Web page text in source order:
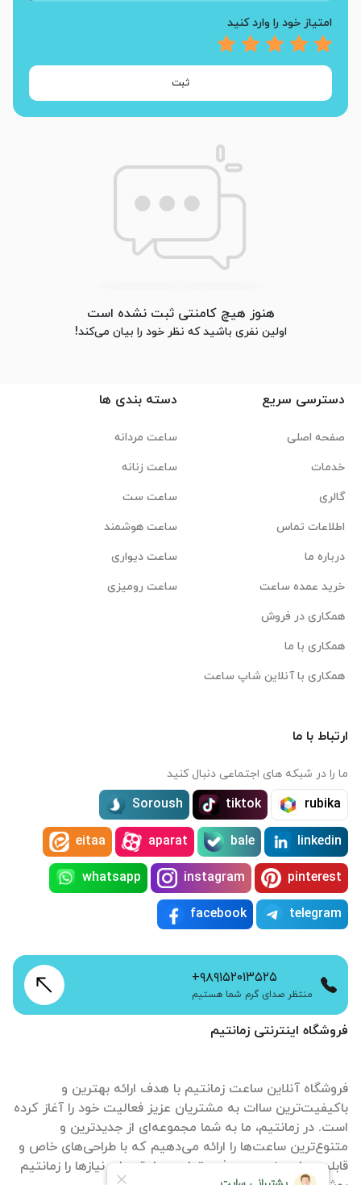
امتیاز خود را وارد کنید
ثبت
هنوز هیچ کامنتی ثبت نشده است
اولین نفری باشید که نظر خود را بیان می‌کند!
فروشگاه اینترنتی زمانتیم
فروشگاه آنلاین ساعت زمانتیم با هدف ارائه بهترین و
باکیفیت‌ترین ساات‌ به مشتریان عزیز فعالیت خود را آغاز کرده
است. در زمانتیم، ما به شما مجموعه‌ای از جدیدترین و
متنوع‌ترین ساعت‌ها را ارائه می‌دهیم که با طراحی‌های خاص و
قابلیت‌های منحصر به فرد، تمامی سلیقه‌ها و نیازها را زمانتیم
دسترسی سریع
صفحه اصلی
خدمات
گالری
اطلاعات تماس
درباره ما
خرید عمده ساعت
همکاری در فروش
همکاری با ما
همکاری با آنلاین شاپ ساعت
دسته بندی ها
ساعت مردانه
ساعت زنانه
ساعت ست
ساعت هوشمند
ساعت دیواری
ساعت رومیزی
ارتباط با ما
ما را در شبکه های اجتماعی دنبال کنید
rubika
tiktok
Soroush
linkedin
bale
aparat
eitaa
pinterest
instagram
whatsapp
telegram
facebook
+۹۸۹۱۵۲۰۱۳۵۲۵
منتظر صدای گرم شما هستیم